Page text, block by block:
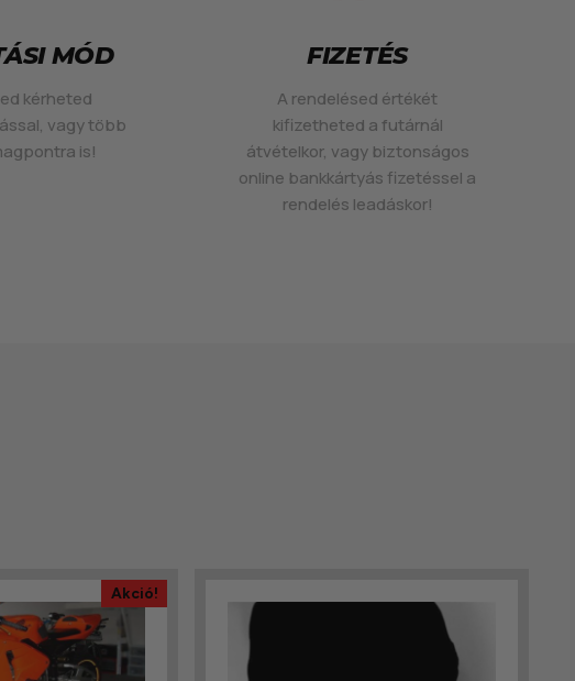
MÓD
kérheted
vagy több
is!
FIZETÉS
A rendelésed értékét
kifizetheted a futárnál
átvételkor, vagy biztonságos
online bankkártyás fizetéssel a
rendelés leadáskor!
Akció!